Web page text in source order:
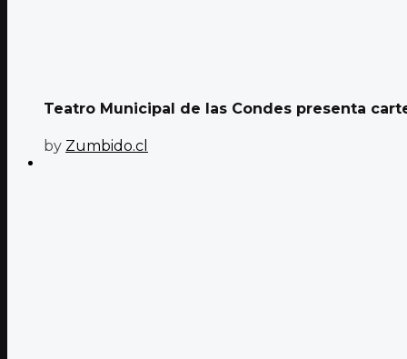
Teatro Municipal de las Condes presenta
by Zumbido.cl